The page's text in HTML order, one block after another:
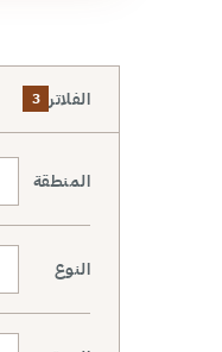
الفلاتر 3
المنطقة
النوع